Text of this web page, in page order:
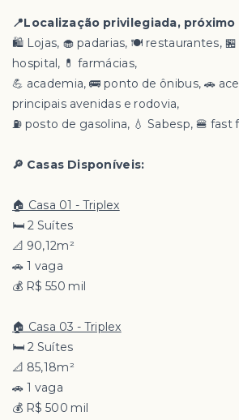
📍Localização privilegiada,
🛍️ Lojas, 🧁 padarias, 🍽️ restaurantes,
hospital, 💊 farmácias,
💪 academia, 🚌 ponto de ônibus, 🚗
principais avenidas e rodovia,
⛽ posto de gasolina, 💧 Sabesp, 🍔
🔎 Casas Disponíveis:
🏠 Casa 01 - Triplex
🛏️ 2 Suítes
📐 90,12m²
🚗 1 vaga
💰 R$ 550 mil
🏠 Casa 03 - Triplex
🛏️ 2 Suítes
📐 85,18m²
🚗 1 vaga
💰 R$ 500 mil